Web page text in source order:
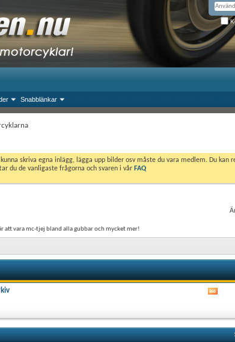
Snabblänkar
skriva egna inlägg, lägga upp bilder osv måste du vara medlem. Du kan
du de vanligaste frågorna och svaren i vår FAQ
att vara mc-tjej bland alla gubbar och mycket mer!
RSS-
flöde